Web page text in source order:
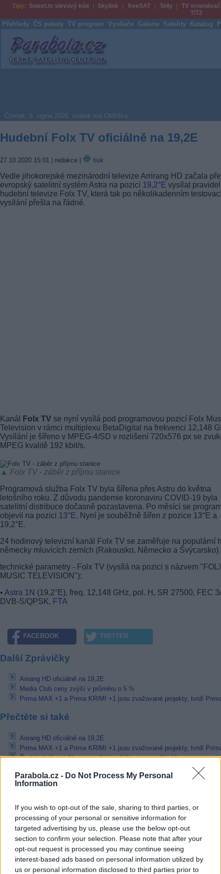
Parabola.cz - Do Not Process My Personal
Information
If you wish to opt-out of the sale, sharing to third parties, or
processing of your personal or sensitive information for
targeted advertising by us, please use the below opt-out
section to confirm your selection. Please note that after your
opt-out request is processed you may continue seeing
interest-based ads based on personal information utilized by
us or personal information disclosed to third parties prior to
Tipy: Sweet.tv slevový kód Skylink freeSAT Telly
TV srovnávač
T/T2
Přehledy ČS pakety TV program Vysílače Galerie Satelity Katalog
Parabola.cz
Čtvrtek, 6. srpna 2026, svátek má Oldřiška
Hudební Folx TV oficiálně na 19,2E
27.10.2020 15:01 | redakce | tisk
Vedle jihokorejské mezinárodní televize Arrirang HD začala
evropský satelitní systém Astra na pozici 19,2°E vysílat
hudební televize Folx TV, která tak po několikadenním
vysílání přešla na řádné.
Kanál Folx TV se nyní vysílá pod programovou pozicí Folx
Television v rámci multiplexu BetaDigital na frekvenci 12,148
Vysílání je šířeno v MPEG-4/SD v rozlišení 720x576 px se
MPEG kvalitě 192 kbit/s.
▲ Folx TV - záběr z příjmu stanice
Programová služba Folx TV byla šířena přes Astru do května
letošního roku. Z důvodu pandemie koronaviru COVID-19 byla
satelitní distribuce dočasně pozastavena. Po měsíci se
objevil na pozici 13°E. Nyní je souběžně šířen z pozice 13°E a
19,2°E.
24 hodinový televizní kanál Folx TV se zaměřuje na populární
německy mluvících zemích (Rakousko, Německo a Švýcarsko).
technické parametry - Folx TV (vysílá na pozici s názvem
MUSIC TELEVISION"):
• Astra 1N (19,2°E), freq. 12,148 GHz, pol. H, SR 27500, FEC
DVB-S/QPSK, FTA
FACEBOOK TWITTER
Další Zprávičky
Arirang HD oficiálně na 19,2E
Media Club ceny zvýší v průměru o 5 %
Prima MAX +1 a Prima KRIMI +1 jsou zvažované projekty, tvrdí
Přečtěte si také
Arirang HD oficiálně na 19,2E
Prima MAX +1 a Prima KRIMI +1 jsou zvažované projekty, tvrdí
Řecká platforma Nova spouští kanál Novasports World
Reklama
06.08.2026 - Měřící technik - elektro (Okres Prachatice)
05.08.2026 -Zámečník / Mechanik (Praha - východ)
05.08.2026 -Manažer/ka pro mezinárodní spolupráci (Suchdol, Praha)
05.08.2026 - Technik kontroly (Plzeň - sever)
05.08.2026 -
Cyber Security Consultant (Nusle, Praha)
... další nabídky zaměstnání